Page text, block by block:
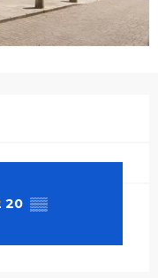
handicapés
20 ▒▒